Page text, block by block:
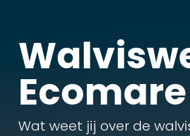
Ecomare
Wat weet jij over de